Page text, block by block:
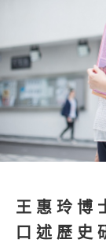
王惠玲博
口述歷史